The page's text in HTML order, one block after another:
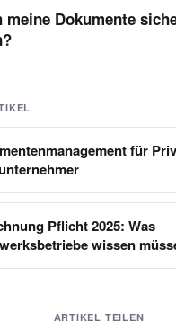
meine Dokumente
für
Pflicht 2025: Was
wissen
ARTIKEL TEILEN